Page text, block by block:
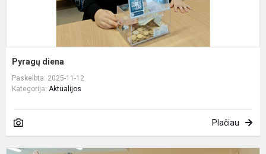
Pyragų diena
Paskelbta: 2025-11-12
Kategorija: Aktualijos
Plačiau